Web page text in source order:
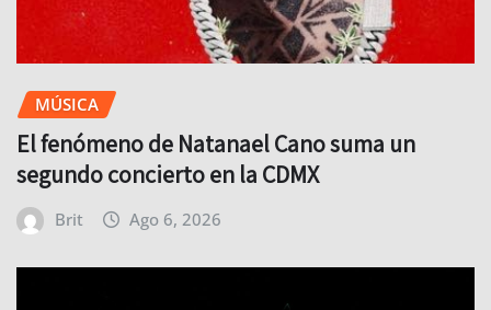
MÚSICA
El fenómeno de Natanael Cano suma un
segundo concierto en la CDMX
Brit Ago 6, 2026